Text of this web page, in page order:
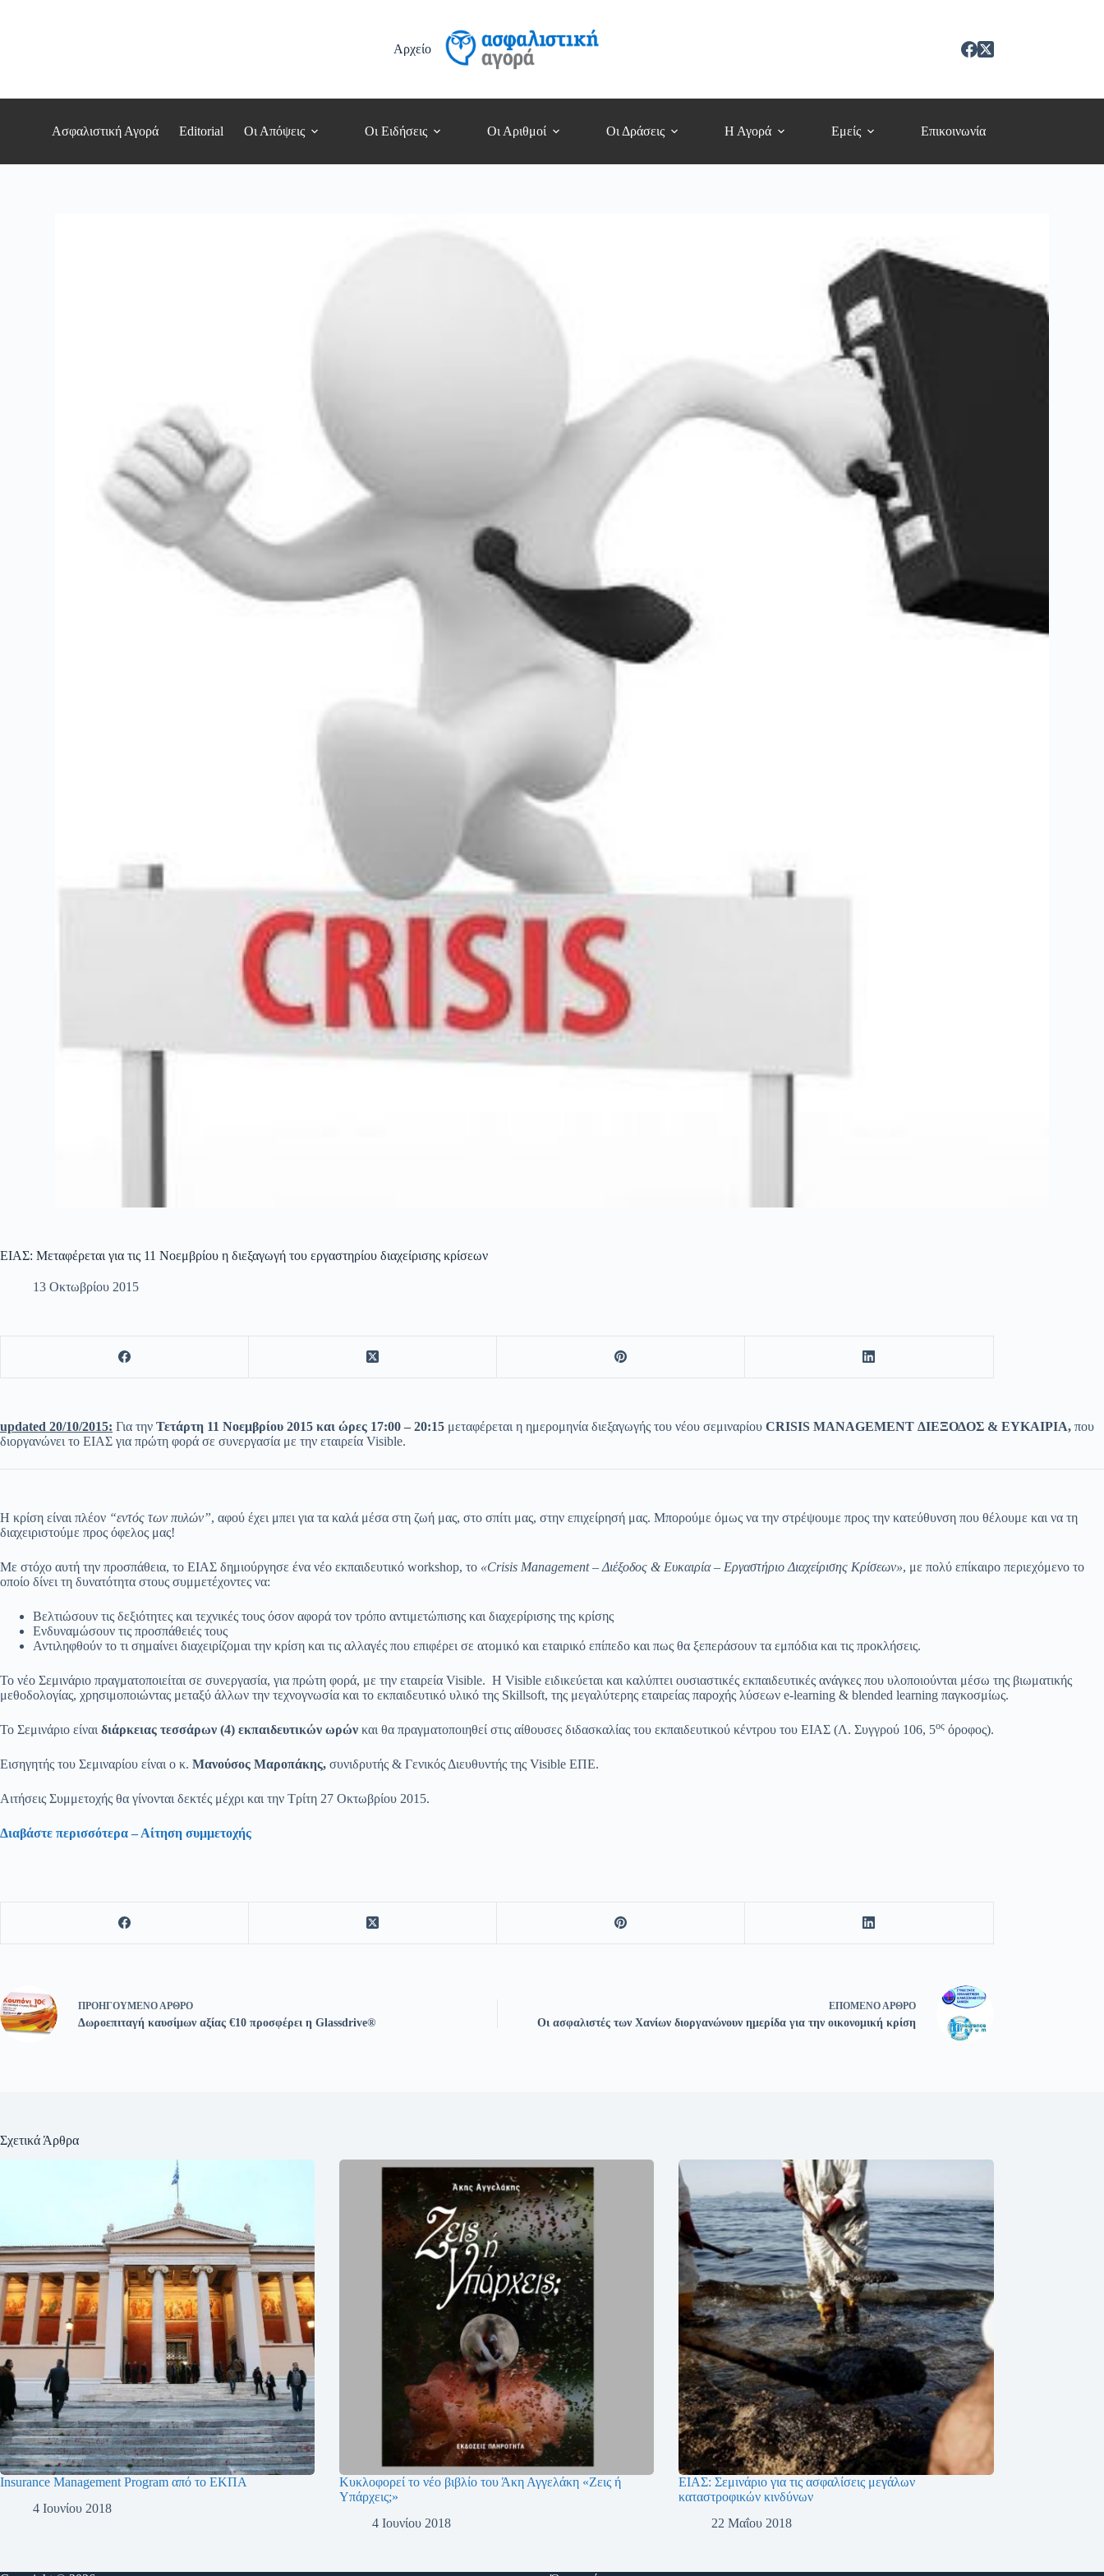
Αρχείο
Ασφαλιστική Αγορά Editorial Οι Απόψεις Οι Ειδήσεις Οι Αριθμοί Οι Δράσεις Η Αγορά Εμείς Επικοινωνία
ΕΙΑΣ: Μεταφέρεται για τις 11 Νοεμβρίου η διεξαγωγή του εργαστηρίου διαχείρισης κρίσεων
13 Οκτωβρίου 2015
updated 20/10/2015: Για την Τετάρτη 11 Νοεμβρίου 2015 και ώρες 17:00 – 20:15 μεταφέρεται η ημερομηνία διεξαγωγής του νέου σεμιναρίου CRISIS MANAGEMENT ΔΙΕΞΟΔΟΣ & ΕΥΚΑΙΡΙΑ, που
διοργανώνει το ΕΙΑΣ για πρώτη φορά σε συνεργασία με την εταιρεία Visible.
Η κρίση είναι πλέον “εντός των πυλών”, αφού έχει μπει για τα καλά μέσα στη ζωή μας, στο σπίτι μας, στην επιχείρησή μας. Μπορούμε όμως να την στρέψουμε προς την κατεύθυνση που θέλουμε και να τη
διαχειριστούμε προς όφελος μας!
Με στόχο αυτή την προσπάθεια, το ΕΙΑΣ δημιούργησε ένα νέο εκπαιδευτικό workshop, το «Crisis Management – Διέξοδος & Ευκαιρία – Εργαστήριο Διαχείρισης Κρίσεων», με πολύ επίκαιρο περιεχόμενο το
οποίο δίνει τη δυνατότητα στους συμμετέχοντες να:
Βελτιώσουν τις δεξιότητες και τεχνικές τους όσον αφορά τον τρόπο αντιμετώπισης και διαχερίρισης της κρίσης
Ενδυναμώσουν τις προσπάθειές τους
Αντιληφθούν το τι σημαίνει διαχειρίζομαι την κρίση και τις αλλαγές που επιφέρει σε ατομικό και εταιρικό επίπεδο και πως θα ξεπεράσουν τα εμπόδια και τις προκλήσεις.
Το νέο Σεμινάριο πραγματοποιείται σε συνεργασία, για πρώτη φορά, με την εταιρεία Visible. H Visible ειδικεύεται και καλύπτει ουσιαστικές εκπαιδευτικές ανάγκες που υλοποιούνται μέσω της βιωματικής
μεθοδολογίας, χρησιμοποιώντας μεταξύ άλλων την τεχνογνωσία και το εκπαιδευτικό υλικό της Skillsoft, της μεγαλύτερης εταιρείας παροχής λύσεων e-learning & blended learning παγκοσμίως.
To Σεμινάριο είναι διάρκειας τεσσάρων (4) εκπαιδευτικών ωρών και θα πραγματοποιηθεί στις αίθουσες διδασκαλίας του εκπαιδευτικού κέντρου του ΕΙΑΣ (Λ. Συγγρού 106, 5ος όροφος).
Εισηγητής του Σεμιναρίου είναι ο κ. Μανούσος Μαροπάκης, συνιδρυτής & Γενικός Διευθυντής της Visible ΕΠΕ.
Αιτήσεις Συμμετοχής θα γίνονται δεκτές μέχρι και την Τρίτη 27 Οκτωβρίου 2015.
Διαβάστε περισσότερα – Αίτηση συμμετοχής
ΠΡΟΗΓΟΎΜΕΝΟΆΡΘΡΟ
Δωροεπιταγή καυσίμων αξίας €10 προσφέρει η Glassdrive®
ΕΠΌΜΕΝΟΆΡΘΡΟ
Οι ασφαλιστές των Χανίων διοργανώνουν ημερίδα για την οικονομική κρίση
Σχετικά Άρθρα
Insurance Management Program από το ΕΚΠΑ
4 Ιουνίου 2018
Κυκλοφορεί το νέο βιβλίο του Άκη Αγγελάκη «Ζεις ή
Υπάρχεις;»
4 Ιουνίου 2018
ΕΙΑΣ: Σεμινάριο για τις ασφαλίσεις μεγάλων
καταστροφικών κινδύνων
22 Μαΐου 2018